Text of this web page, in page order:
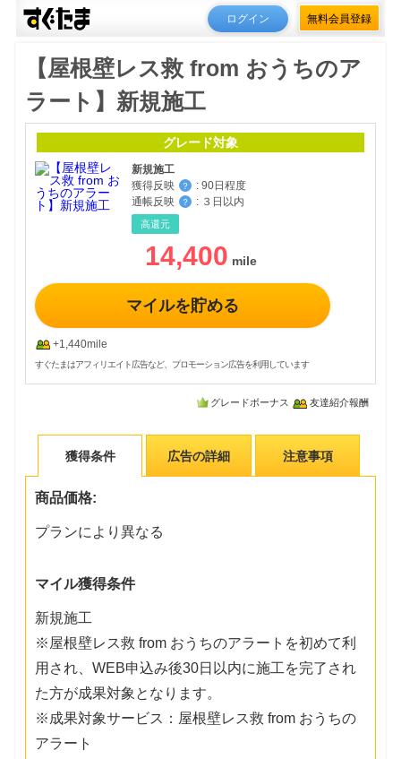
ログイン 無料会員登録
【屋根壁レス救 from おうちのア
ラート】新規施工
グレード対象
新規施工
獲得反映
？ : 90日程度
通帳反映
？ : ３日以内
高還元
14,400
マイルを貯める
+1,440mile
すぐたまはアフィリエイト広告など、プロモーション広告を利用しています
グレードボーナス 友達紹介報酬
獲得条件 広告の詳細 注意事項
商品価格:
プランにより異なる
マイル獲得条件
新規施工
※屋根壁レス救 from おうちのアラートを初めて利
用され、WEB申込み後30日以内に施工を完了され
た方が成果対象となります。
※成果対象サービス：屋根壁レス救 from おうちの
アラート